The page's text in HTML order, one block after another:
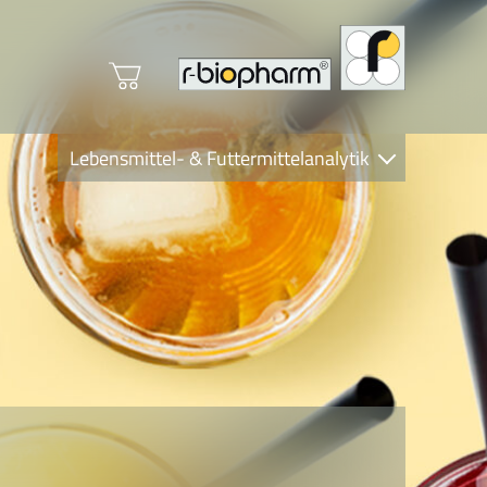
Lebensmittel- & Futtermittelanalytik
Clinical Diagnostics
R-Biopharm AG
Nutrition Care